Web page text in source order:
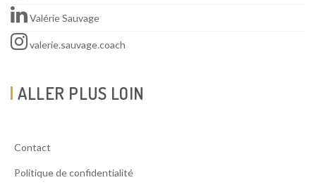
Valérie Sauvage
valerie.sauvage.coach
ALLER PLUS LOIN
Contact
Politique de confidentialité